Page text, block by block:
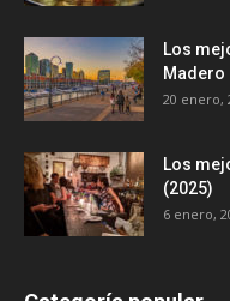
Los
Madero
20 enero,
Los
(2025)
6 enero,